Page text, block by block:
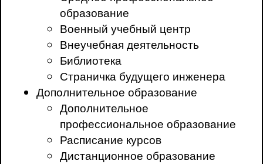
образование
Военный учебный центр
Внеучебная деятельность
Библиотека
Страничка будущего инженера
Дополнительное образование
Дополнительное
профессиональное образование
Расписание курсов
Дистанционное образование